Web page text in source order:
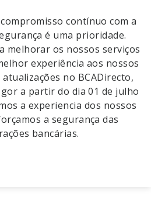
contínuo com a
é uma prioridade.
melhorar os nossos serviços
experiência aos nossos
atualizações no BCADirecto,
a partir do dia 01 de julho
a experiencia dos nossos
a segurança das
bancárias.